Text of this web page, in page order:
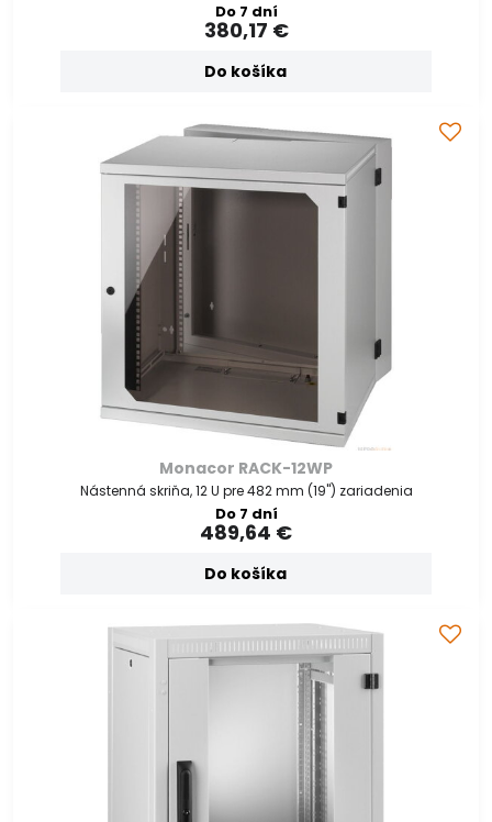
Do 7 dní
380,17 €
Do košíka
Monacor RACK-12WP
Nástenná skriňa, 12 U pre 482 mm (19") zariadenia
Do 7 dní
489,64 €
Do košíka